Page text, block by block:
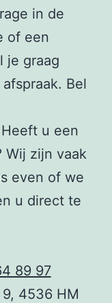
in de
of een
je graag
Bel
Heeft u een
Wij zijn vaak
even of we
u direct te
89 97
4536 HM